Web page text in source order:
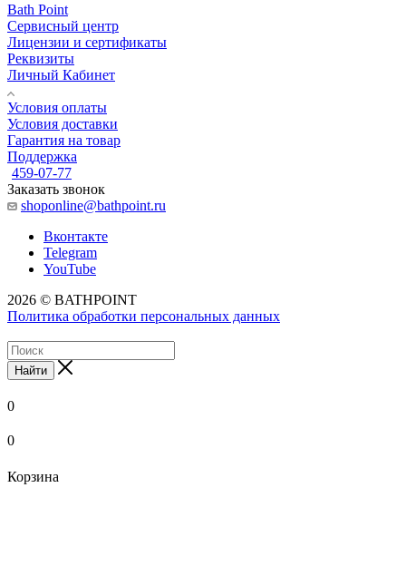
Bath Point
Сервисный центр
Лицензии и сертификаты
Реквизиты
Личный Кабинет
Условия оплаты
Условия доставки
Гарантия на товар
Поддержка
459-07-77
Заказать звонок
shoponline@bathpoint.ru
Вконтакте
Telegram
YouTube
2026 © BATHPOINT
Политика обработки персональных данных
Найти
0
0
Корзина